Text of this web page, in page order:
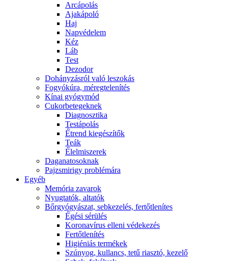
Arcápolás
Ajakápoló
Haj
Napvédelem
Kéz
Láb
Test
Dezodor
Dohányzásról való leszokás
Fogyókúra, méregtelenítés
Kínai gyógymód
Cukorbetegeknek
Diagnosztika
Testápolás
É́trend kiegészítők
Teák
É́lelmiszerek
Daganatosoknak
Pajzsmirigy problémára
Egyéb
Memória zavarok
Nyugtatók, altatók
Bőrgyógyászat, sebkezelés, fertőtlenítes
É́gési sérülés
Koronavírus elleni védekezés
Fertőtlenítés
Higiéniás termékek
Szúnyog, kullancs, tetű riasztó, kezelő